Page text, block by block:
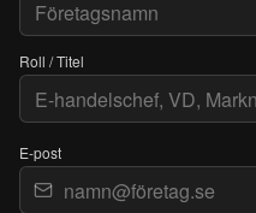
Roll / Titel
E-post